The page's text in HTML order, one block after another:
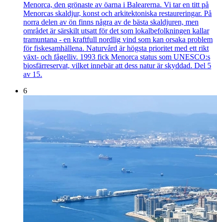
Menorca, den grönaste av öarna i Balearerna. Vi tar en titt på
Menorcas skaldjur, konst och arkitektoniska restaureringar. På
norra delen av ön finns några av de bästa skaldjuren, men
området är särskilt utsatt för det som lokalbefolkningen kallar
tramuntana - en kraftfull nordlig vind som kan orsaka problem
för fiskesamhällena. Naturvård är högsta prioritet med ett rikt
växt- och fågelliv. 1993 fick Menorca status som UNESCO:s
biosfärreservat, vilket innebär att dess natur är skyddad. Del 5
av 15.
6